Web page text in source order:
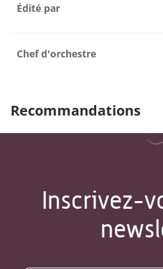
Édité par
Chef d'orchestre
Recommandations
Inscrivez-